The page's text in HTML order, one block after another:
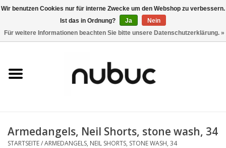
0 Artikel - CHF 0,00
Damen
Accessoires
Armedangels, Neil Shorts, stone wash, 34
STARTSEITE/ARMEDANGELS, NEIL SHORTS, STONE WASH, 34
Wir benutzen Cookies nur für interne Zwecke um den Webshop zu verbessern.
Ist das in Ordnung?
Ja
Nein
Für weitere Informationen beachten Sie bitte unsere Datenschutzerklärung. »